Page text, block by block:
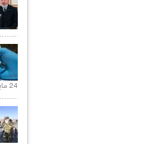
24 مايو 2021 |